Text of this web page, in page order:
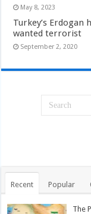
May 8, 2023
Turkey’s
wanted terrorist
September 2, 2020
Recent Popular
The